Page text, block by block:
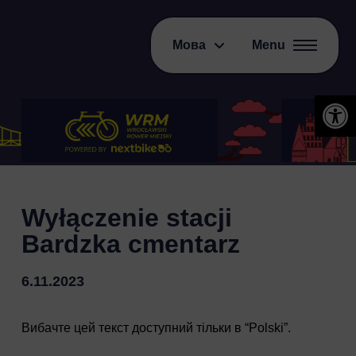
Мова Menu
Wyłączenie stacji
Bardzka cmentarz
6.11.2023
Вибачте цей текст доступний тільки в “Polski”.